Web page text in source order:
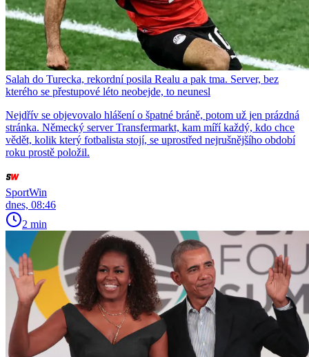
Salah do Turecka, rekordní posila Realu a pak tma. Server, bez
kterého se přestupové léto neobejde, to neunesl
Nejdřív se objevovalo hlášení o špatné bráně, potom už jen prázdná
stránka. Německý server Transfermarkt, kam míří každý, kdo chce
vědět, kolik který fotbalista stojí, se uprostřed nejrušnějšího období
roku prostě položil.
SportWin
dnes, 08:46
2 min